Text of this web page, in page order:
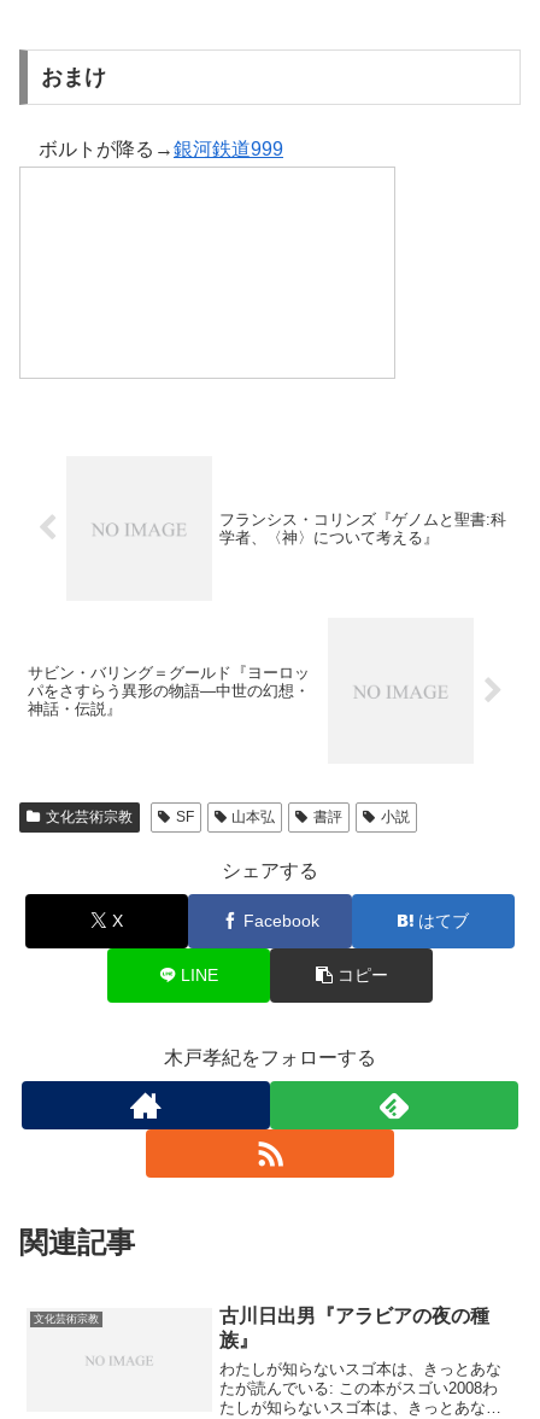
おまけ
ボルトが降る→銀河鉄道999
フランシス・コリンズ『ゲノムと聖書:科
学者、〈神〉について考える』
サビン・バリング＝グールド『ヨーロッ
パをさすらう異形の物語―中世の幻想・
神話・伝説』
文化芸術宗教 SF 山本弘 書評 小説
シェアする
X Facebook はてブ
LINE コピー
木戸孝紀をフォローする
関連記事
文化芸術宗教
古川日出男『アラビアの夜の種
族』
わたしが知らないスゴ本は、きっとあな
たが読んでいる: この本がスゴい2008わ
たしが知らないスゴ本は、きっとあなた